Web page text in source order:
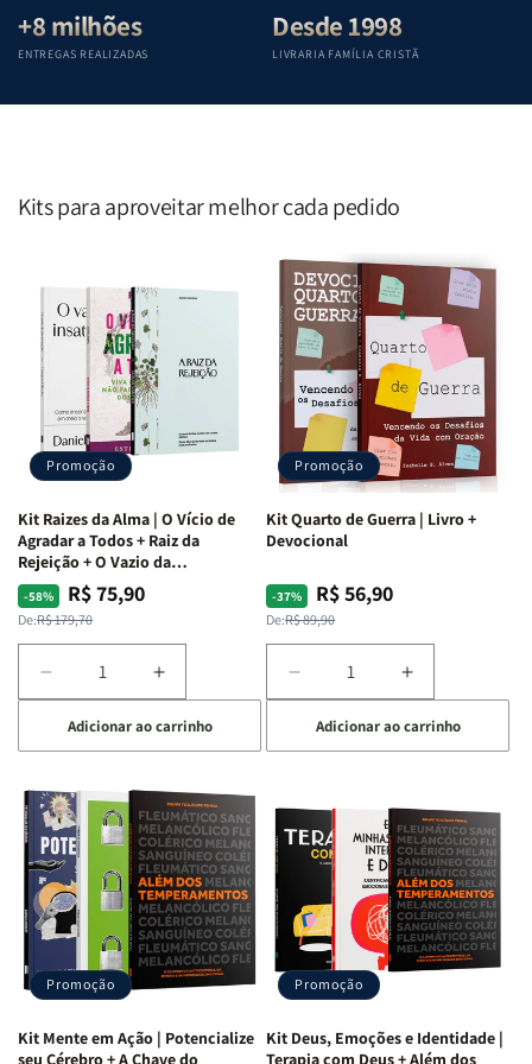
+8 milhões
ENTREGAS REALIZADAS
Desde 1998
LIVRARIA FAMÍLIA CRISTÃ
Kits para aproveitar melhor cada pedido
Promoção
Kit Raizes da Alma | O Vício de
Agradar a Todos + Raiz da
Rejeição + O Vazio da
Insatisfação.
-58%
Preço
normal
De:R$ 179,70
Preço
promocional
R$ 75,90
Diminuir
a
quantidade
de
Raizes
da
Alma
|
O
Vício
Agradar
a
Todos
+
Aumentar
a
quantidade
de
Raizes
da
Alma
|
O
Vício
de
Agradar
Todos
+
Adicionar ao carrinho
Promoção
Kit Quarto de Guerra | Livro +
Devocional
-37%
Preço
normal
De:R$ 89,90
Preço
promocional
R$ 56,90
Diminuir
a
quantidade
de
Quarto
de
Guerra
Livro
+
Devocional
Aumentar
a
quantidade
de
Quarto
de
Guerra
|
Livro
+
Devocional
Adicionar ao carrinho
Promoção
Kit Mente em Ação | Potencialize
seu Cérebro + A Chave do
Promoção
Kit Deus, Emoções e Identidade |
Terapia com Deus + Além dos